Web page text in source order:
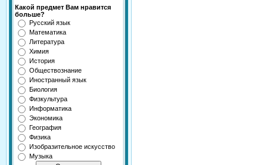
Какой предмет Вам нравится
больше?
Русский язык
Математика
Литература
Химия
История
Обществознание
Иностранный язык
Биология
Физкультура
Информатика
Экономика
География
Физика
Изобразительное искусство
Музыка